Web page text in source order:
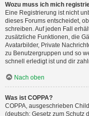
Wozu muss ich mich
Eine Registrierung ist nicht
dieses Forums entscheidet,
schreiben. Auf jeden Fall
zusätzliche Funktionen, die
Avatarbilder, Private
zu Benutzergruppen und so
schnell erledigt ist und dir
Nach oben
Was ist COPPA?
COPPA, ausgeschrieben
(deutsch: Gesetz zum Schutz